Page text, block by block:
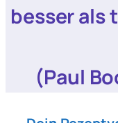
besser als
(Paul